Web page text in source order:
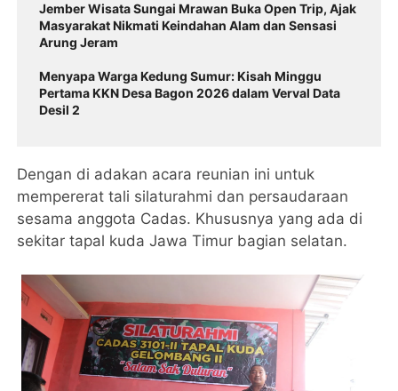
Jember Wisata Sungai Mrawan Buka Open Trip, Ajak
Masyarakat Nikmati Keindahan Alam dan Sensasi
Arung Jeram
Menyapa Warga Kedung Sumur: Kisah Minggu
Pertama KKN Desa Bagon 2026 dalam Verval Data
Desil 2
Dengan di adakan acara reunian ini untuk
mempererat tali silaturahmi dan persaudaraan
sesama anggota Cadas. Khususnya yang ada di
sekitar tapal kuda Jawa Timur bagian selatan.